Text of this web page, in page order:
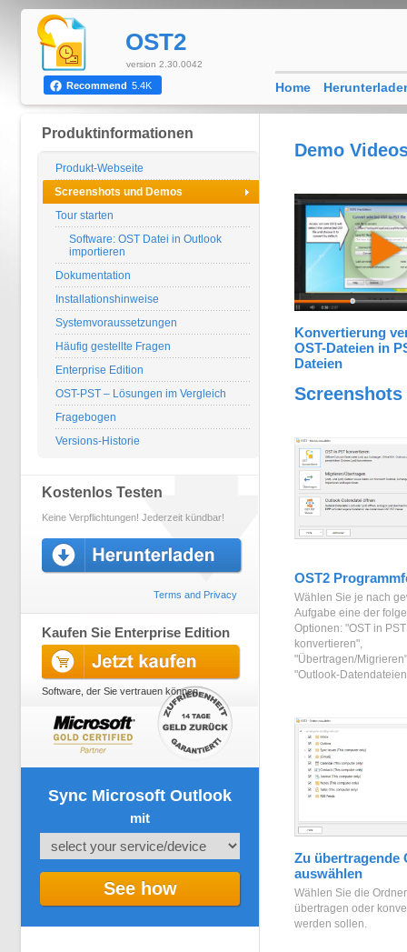
Demo
Konvertierung
OST-Dateien in
Dateien
Screenshots
OST2
Wählen Sie je nach
Aufgabe eine der
Optionen: "OST in PST
konvertieren",
"Übertragen/
"Outlook-
Zu übertragende
auswählen
Wählen Sie die
übertragen oder
werden sollen.
Produktinformationen
Produkt-Webseite
Screenshots und Demos
Tour starten
Software: OST Datei in Outlook
importieren
Dokumentation
Installationshinweise
Systemvoraussetzungen
Häufig gestellte Fragen
Enterprise Edition
OST-PST – Lösungen im Vergleich
Fragebogen
Versions-Historie
Kostenlos Testen
Keine Verpflichtungen! Jederzeit kündbar!
Terms and Privacy
Kaufen Sie Enterprise Edition
Software, der Sie vertrauen können
Sync Microsoft Outlook
mit
See how
OST2
version 2.30.0042
Recommend 5.4K Home